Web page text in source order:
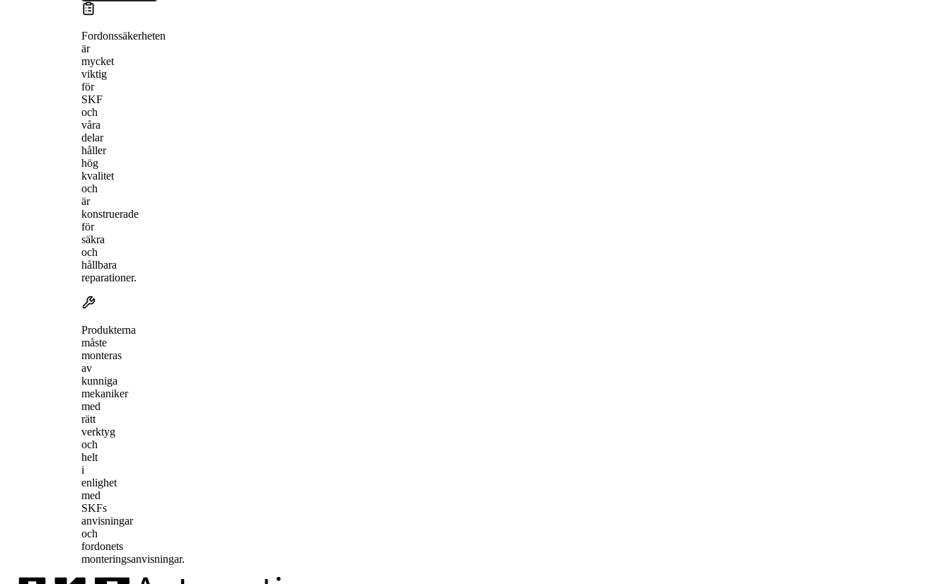
Fordonssäkerheten
är
mycket
viktig
för
SKF
och
våra
delar
håller
hög
kvalitet
och
är
konstruerade
för
säkra
och
hållbara
reparationer.
Produkterna
måste
monteras
av
kunniga
mekaniker
med
rätt
verktyg
och
helt
i
enlighet
med
SKFs
anvisningar
och
fordonets
monteringsanvisningar.